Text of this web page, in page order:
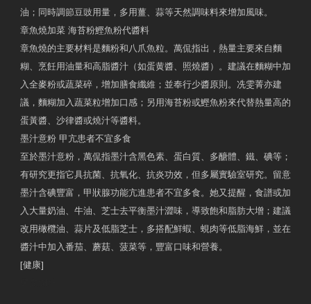
油；同時調節豆豉用量，多用薑、蒜等天然調味料來增加風味。
章魚燒加菜 海苔粉鰹魚粉代醬料
章魚燒的主要材料是麵粉和八爪魚粒。萬侃指出，熱量主要來自麵
糊、烹飪用油量和高脂醬汁（如蛋黄醬、照燒醬）。建議在麵糊中加
入全麥粉或蔬菜碎，增加膳食纖維；並奉行少醬原則。冼雯菁亦建
議，麵糊加入蔬菜粒增加口感；另用海苔粉或鰹魚粉來代替熱量高的
蛋黃醬、沙律醬或燒汁等醬料。
墨汁意粉 甲亢患者不宜多食
至於墨汁意粉，萬侃指墨汁含黑色素、蛋白質、多醣體、鐵、碘等；
有研究更指它具抗菌、抗氧化、抗炎功效，但多屬實驗室研究。留意
墨汁含碘豐富，甲狀腺功能亢進患者不宜多食。她又提醒，食譜或加
入大量奶油、牛油、芝士去平衡墨汁澀味，導致飽和脂肪大增；建議
改用橄欖油、蒜片及低脂芝士，多搭配鮮蝦、蜆肉等低脂海鮮，並在
醬汁中加入番茄、蘑菇、菠菜等，豐富口味和營養。
[健康]